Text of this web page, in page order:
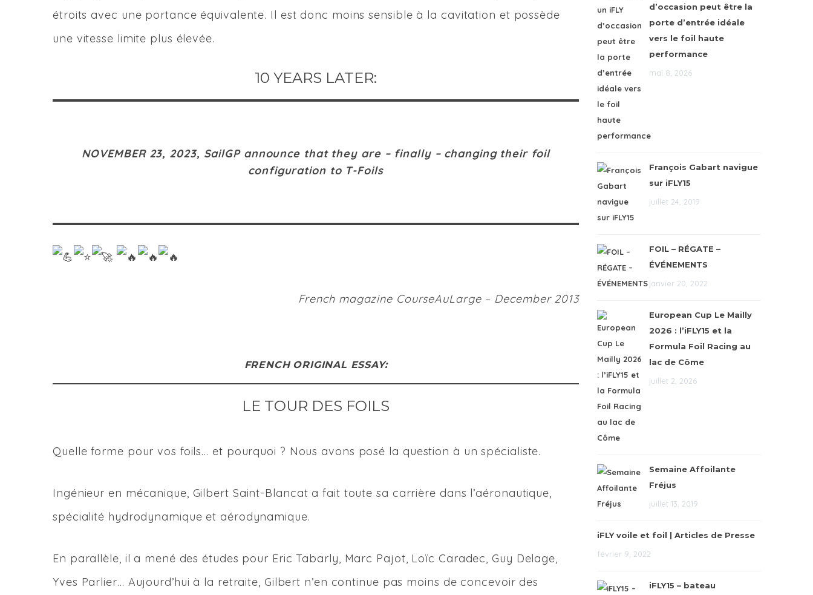
étroits avec une portance équivalente. Il est donc moins sensible à la cavitation et possède
une vitesse limite plus élevée.
10 YEARS LATER:
NOVEMBER 23, 2023, SailGP announce that they are – finally – changing their foil
configuration to T-Foils
French magazine CourseAuLarge – December 2013
FRENCH ORIGINAL ESSAY:
LE TOUR DES FOILS
Quelle forme pour vos foils… et pourquoi ? Nous avons posé la question à un spécialiste.
Ingénieur en mécanique, Gilbert Saint-Blancat a fait toute sa carrière dans l’aéronautique,
spécialité hydrodynamique et aérodynamique.
En parallèle, il a mené des études pour Eric Tabarly, Marc Pajot, Loïc Caradec, Guy Delage,
Yves Parlier… Aujourd’hui à la retraite, Gilbert n’en continue pas moins de concevoir des
d’occasion peut être la
porte d’entrée idéale
vers le foil haute
performance
mai 8, 2026
François Gabart navigue
sur iFLY15
juillet 24, 2019
FOIL – RÉGATE –
ÉVÉNEMENTS
janvier 20, 2022
European Cup Le Mailly
2026 : l’iFLY15 et la
Formula Foil Racing au
lac de Côme
juillet 2, 2026
Semaine Affoilante
Fréjus
juillet 13, 2019
iFLY voile et foil | Articles de Presse
février 9, 2022
iFLY15 – bateau